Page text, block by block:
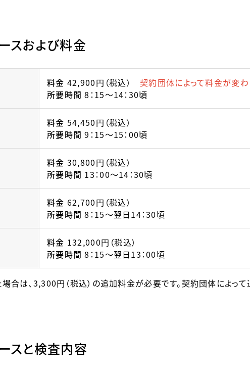
スおよび料金
料金 42,900円（税込） 契約団体によって料金が変わ
所要時間 8：15～14：30頃
料金 54,450円（税込）
所要時間 9：15～15：00頃
料金 30,800円（税込）
所要時間 13：00～14：30頃
料金 62,700円（税込）
所要時間 8：15～翌日14：30頃
料金 132,000円（税込）
所要時間 8：15～翌日13：00頃
は、3,300円（税込）の追加料金が必要です。契約団体によって
スと検査内容